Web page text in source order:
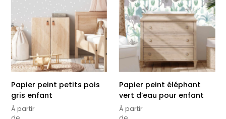
Papier peint petits pois
gris enfant
À partir
Papier peint éléphant
vert d’eau pour enfant
À partir